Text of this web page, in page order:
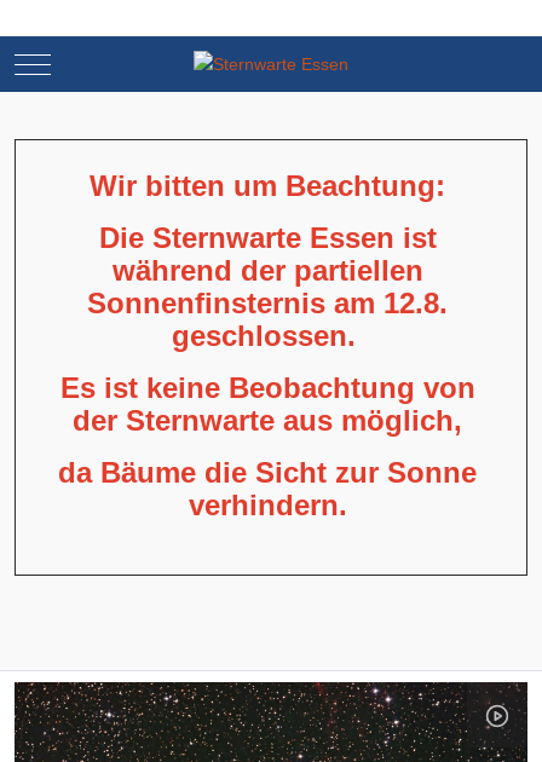
Mobile Menu Toggle
Wir bitten um Beachtung:
Die Sternwarte Essen ist
während der partiellen
Sonnenfinsternis am 12.8.
geschlossen.
Es ist keine Beobachtung von
der Sternwarte aus möglich,
da Bäume die Sicht zur Sonne
verhindern.